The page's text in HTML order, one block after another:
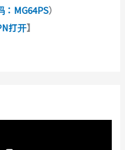
：MG64PS）
打开】